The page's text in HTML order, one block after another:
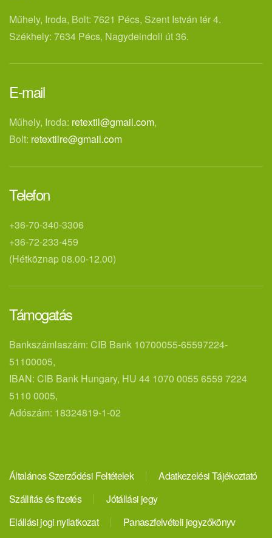
Műhely, Iroda, Bolt: 7621 Pécs, Szent István tér 4.
Székhely: 7634 Pécs, Nagydeindoli út 36.
E-mail
Műhely, Iroda: retextil@gmail.com,
Bolt: retextilre@gmail.com
Telefon
+36-70-340-3306
+36-72-233-459
(Hétköznap 08.00-12.00)
Támogatás
Bankszámlaszám: CIB Bank 10700055-65597224-
51100005,
IBAN: CIB Bank Hungary, HU 44 1070 0055 6559 7224
5110 0005,
Adószám: 18324819-1-02
Általános Szerződési Feltételek
Adatkezelési Tájékoztató
Szállítás és fizetés
Jótállási jegy
Elállási jogi nyilatkozat
Panaszfelvételi jegyzőkönyv